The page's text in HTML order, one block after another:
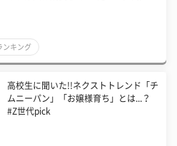
ンキング
高校生に聞いた!!ネクストトレンド「チ
ムニーパン」「お嬢様育ち」とは...？
#Z世代pick